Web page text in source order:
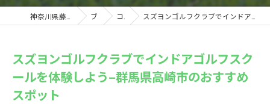
ブログ コラム スズヨンゴルフクラブでインドアゴルフスクールを体験しよう–群馬県高崎市のおすすめスポット
スズヨンゴルフクラブでインドアゴルフスク
ールを体験しよう–群馬県高崎市のおすすめ
スポット